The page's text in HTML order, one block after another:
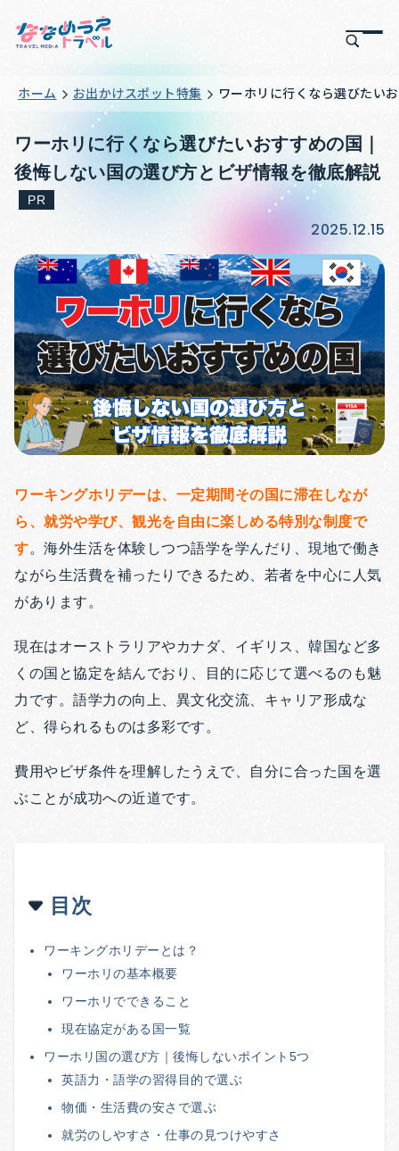
ホーム お出かけスポット特集 ワーホリに行くなら選びたい
ワーホリに行くなら選びたいおすすめの国｜
後悔しない国の選び方とビザ情報を徹底解説
PR
2025.12.15
ワーキングホリデーは、一定期間その国に滞在しなが
ら、就労や学び、観光を自由に楽しめる特別な制度で
す。海外生活を体験しつつ語学を学んだり、現地で働き
ながら生活費を補ったりできるため、若者を中心に人気
があります。
現在はオーストラリアやカナダ、イギリス、韓国など多
くの国と協定を結んでおり、目的に応じて選べるのも魅
力です。語学力の向上、異文化交流、キャリア形成な
ど、得られるものは多彩です。
費用やビザ条件を理解したうえで、自分に合った国を選
ぶことが成功への近道です。
目次
ワーキングホリデーとは？
ワーホリの基本概要
ワーホリでできること
現在協定がある国一覧
ワーホリ国の選び方｜後悔しないポイント5つ
英語力・語学の習得目的で選ぶ
物価・生活費の安さで選ぶ
就労のしやすさ・仕事の見つけやすさ